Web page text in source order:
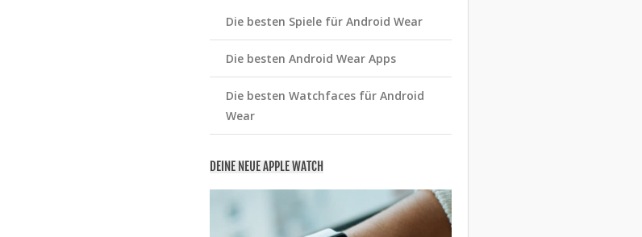
Die besten Spiele für Android Wear
Die besten Android Wear Apps
Die besten Watchfaces für Android
Wear
DEINE NEUE APPLE WATCH